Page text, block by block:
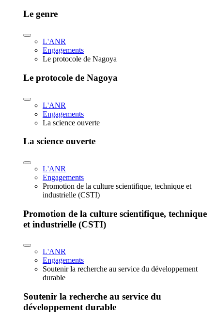
Le genre
L'ANR
Engagements
Le protocole de Nagoya
Le protocole de Nagoya
L'ANR
Engagements
La science ouverte
La science ouverte
L'ANR
Engagements
Promotion de la culture scientifique, technique et
industrielle (CSTI)
Promotion de la culture scientifique, technique
et industrielle (CSTI)
L'ANR
Engagements
Soutenir la recherche au service du développement
durable
Soutenir la recherche au service du
développement durable